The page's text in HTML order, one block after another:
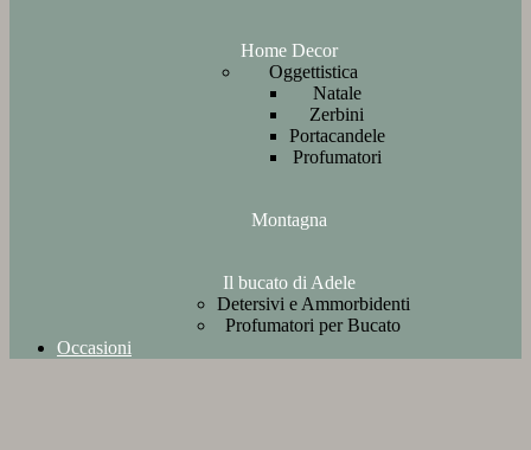
Home Decor
Oggettistica
Natale
Zerbini
Portacandele
Profumatori
Montagna
Il bucato di Adele
Detersivi e Ammorbidenti
Profumatori per Bucato
Occasioni